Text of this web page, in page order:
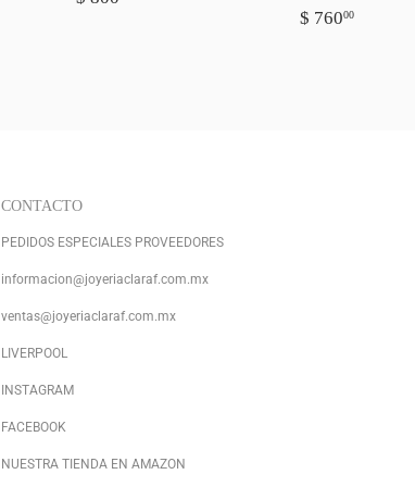
PRECIO
$ 76000
CONTACTO
PEDIDOS ESPECIALES PROVEEDORES
informacion@joyeriaclaraf.com.mx
ventas@joyeriaclaraf.com.mx
LIVERPOOL
INSTAGRAM
FACEBOOK
NUESTRA TIENDA EN AMAZON